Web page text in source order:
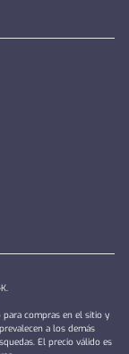
compras en el sitio y
a los demás
El precio válido es